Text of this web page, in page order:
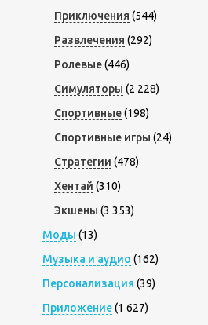
Приключения (544)
Развлечения (292)
Ролевые(446)
Симуляторы (2 228)
Спортивные(198)
Спортивные игры (24)
Стратегии (478)
Хентай (310)
Экшены (3 353)
Моды (13)
Музыка и аудио (162)
Персонализация (39)
Приложение(1 627)